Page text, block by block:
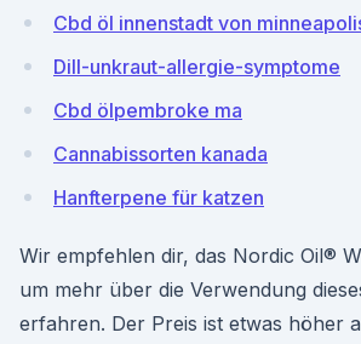
Cbd öl innenstadt von
Dill-unkraut-allergie-symptome
Cbd ölpembroke ma
Cannabissorten kanada
Hanfterpene für katzen
Wir empfehlen dir, das Nordic Oil®
um mehr über die Verwendung
erfahren. Der Preis ist etwas höher